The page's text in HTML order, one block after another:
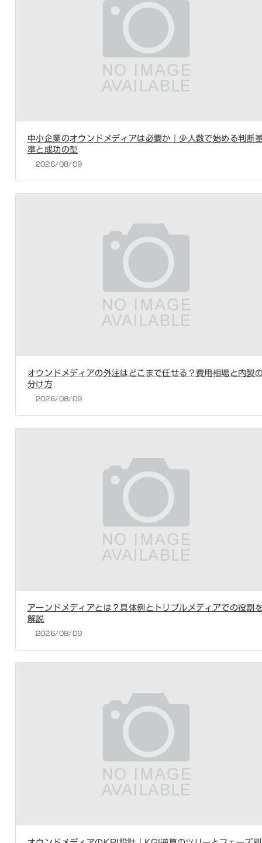
中小企業のオウンドメディアは必要か｜少人数で始める判断
準と成功の型
2026/08/09
オウンドメディアの外注はどこまで任せる？費用相場と内製
分け方
2026/08/09
アーンドメディアとは？具体例とトリプルメディアでの役割
解説
2026/08/09